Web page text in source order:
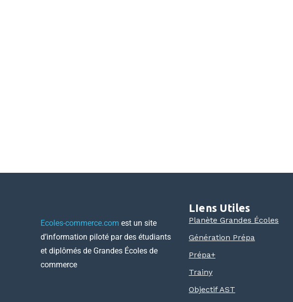
Ecoles-commerce.com est un site
d’information piloté par des étudiants
et diplômés de Grandes Écoles de
commerce
LIens Utiles
Planète Grandes Écoles
Génération Prépa
Prépa+
Trainy
Objectif AST